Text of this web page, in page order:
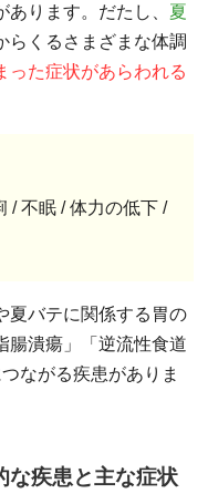
ります。だたし、 夏
らくるさまざまな体調
った症状があらわれる
/ 不眠 / 体力の低下 /
夏バテに関係する胃の
腸潰瘍」「逆流性食道
ながる疾患がありま
な疾患と主な症状